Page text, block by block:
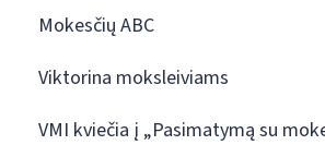
Mokesčių ABC
Viktorina moksleiviams
VMI kviečia į „Pasimatymą su